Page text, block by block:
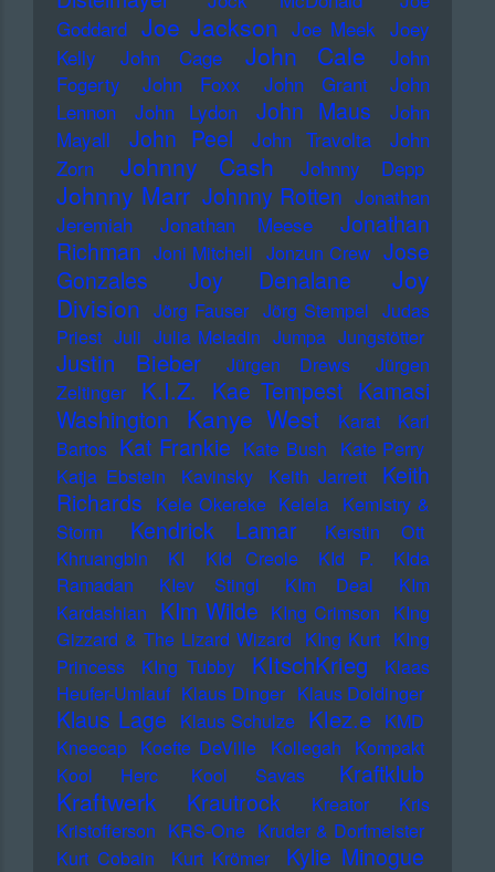
Goddard Joe Jackson Joe Meek Joey
Kelly
John Cage John Cale
John
Fogerty
John Foxx John Grant
John
Lennon
John Lydon John Maus
John
Mayall
John Peel John Travolta
John
Zorn
Johnny Cash Johnny Depp
Johnny Marr Johnny Rotten Jonathan
Jeremiah
Jonathan Meese
Jonathan
Richman Joni Mitchell Jonzun Crew Jose
Gonzales
Joy Denalane
Joy
Division Jörg Fauser Jörg Stempel Judas
Priest Juli Julia Meladin Jumpa Jungstötter
Justin Bieber Jürgen Drews
Jürgen
Zeltinger
K.I.Z. Kae Tempest Kamasi
Washington
Kanye West Karat
Karl
Bartos Kat Frankie Kate Bush Kate Perry
Katja Ebstein
Kavinsky Keith Jarrett
Keith
Richards Kele Okereke Kelela Kemistry &
Storm
Kendrick Lamar
Kerstin Ott
Khruangbin
KI KId Creole KId P.
KIda
Ramadan
KIev Stingl KIm Deal
KIm
Kardashian KIm Wilde KIng Crimson KIng
Gizzard & The Lizard Wizard KIng Kurt KIng
Princess
KIng Tubby KItschKrieg
Klaas
Heufer-Umlauf Klaus Dinger Klaus Doldinger
Klaus Lage Klaus Schulze Klez.e KMD
Kneecap Koefte DeVille Kollegah Kompakt
Kool Herc
Kool Savas Kraftklub
Kraftwerk Krautrock Kreator
Kris
Kristofferson KRS-One Kruder & Dorfmeister
Kurt Cobain
Kurt Krömer Kylie Minogue